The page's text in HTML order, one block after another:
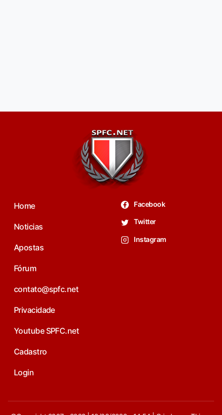
Home
Noticias
Apostas
Fórum
contato@spfc.net
Privacidade
Youtube SPFC.net
Cadastro
Login
Facebook
Twitter
Instagram